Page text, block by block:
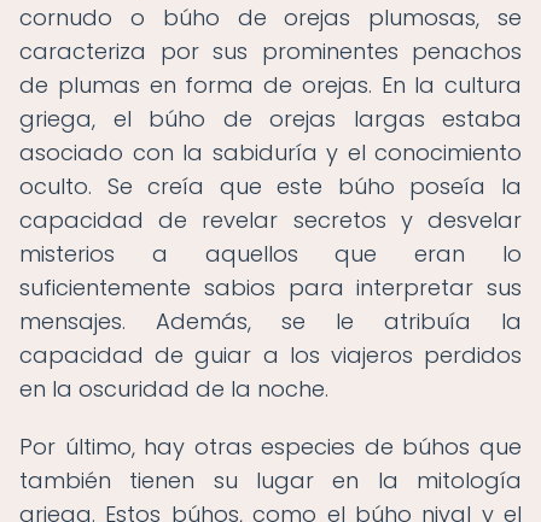
cornudo o búho de orejas plumosas, se
caracteriza por sus prominentes penachos
de plumas en forma de orejas. En la cultura
griega, el búho de orejas largas estaba
asociado con la sabiduría y el conocimiento
oculto. Se creía que este búho poseía la
capacidad de revelar secretos y desvelar
misterios a aquellos que eran lo
suficientemente sabios para interpretar sus
mensajes. Además, se le atribuía la
capacidad de guiar a los viajeros perdidos
en la oscuridad de la noche.
Por último, hay otras especies de búhos que
también tienen su lugar en la mitología
griega. Estos búhos, como el búho nival y el